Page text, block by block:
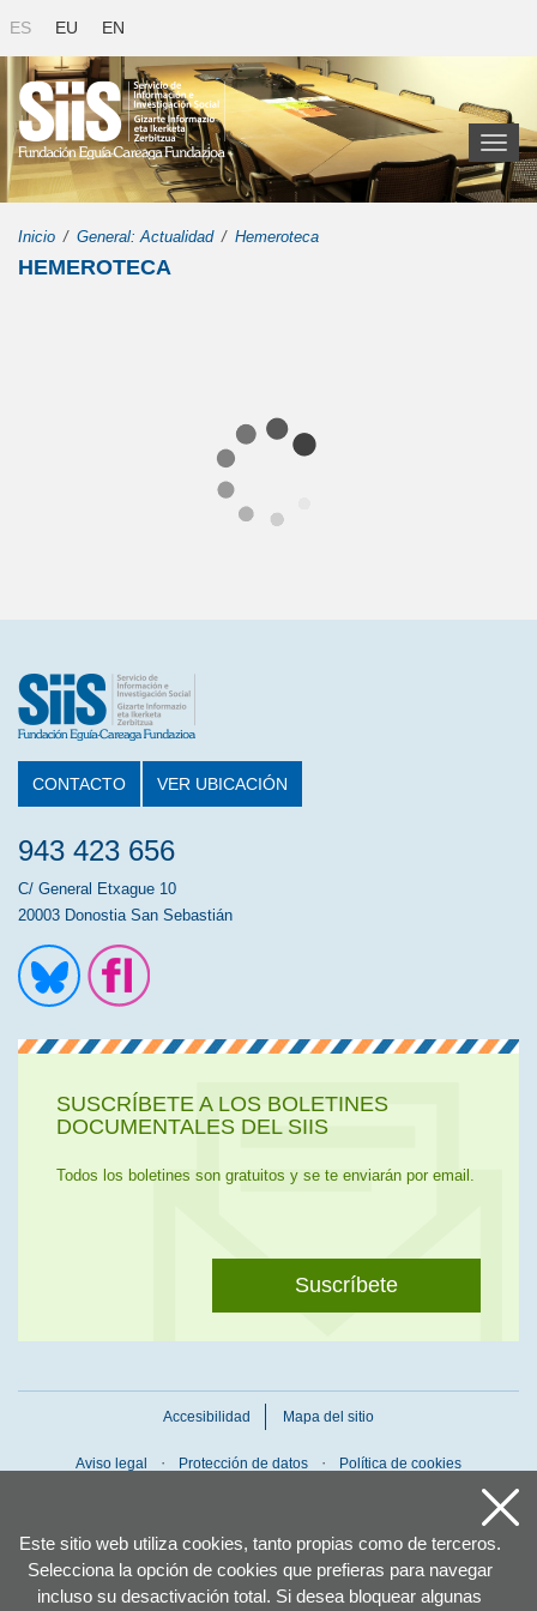
Este sitio web utiliza cookies, tanto propias como de terceros.
Selecciona la opción de cookies que prefieras para navegar
incluso su desactivación total. Si desea bloquear algunas
ES EU EN
Toggle
Inicio General: Actualidad Hemeroteca
HEMEROTECA
CONTACTO VER UBICACIÓN
943 423 656
C/ General Etxague 10
20003 Donostia San Sebastián
SUSCRÍBETE A LOS BOLETINES
DOCUMENTALES DEL SIIS
Todos los boletines son gratuitos y se te enviarán por email.
Suscríbete
Accesibilidad Mapa del sitio
Aviso legal Protección de datos Política de cookies